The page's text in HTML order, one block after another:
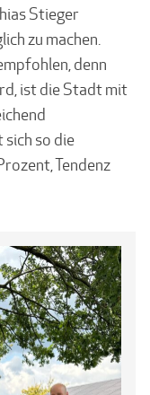
Stieger
zu machen.
denn
ist die Stadt mit
so die
Tendenz